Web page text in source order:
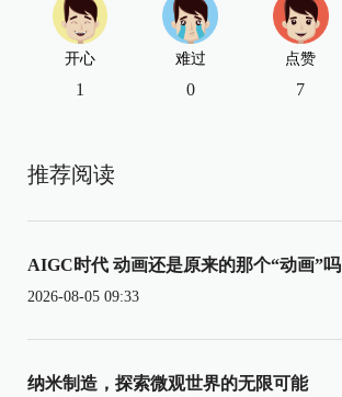
开心
1
难过
0
点赞
7
推荐阅读
AIGC时代 动画还是原来的那个“动画”吗
2026-08-05 09:33
纳米制造，探索微观世界的无限可能